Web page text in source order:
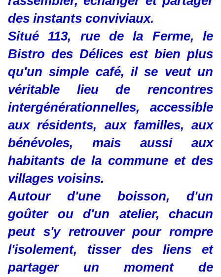
des instants conviviaux.
Situé 113, rue de la Ferme, le
Bistro des Délices est bien plus
qu'un simple café, il se veut un
véritable lieu de rencontres
intergénérationnelles, accessible
aux résidents, aux familles, aux
bénévoles, mais aussi aux
habitants de la commune et des
villages voisins.
Autour d'une boisson, d'un
goûter ou d'un atelier, chacun
peut s'y retrouver pour rompre
l'isolement, tisser des liens et
partager un moment de